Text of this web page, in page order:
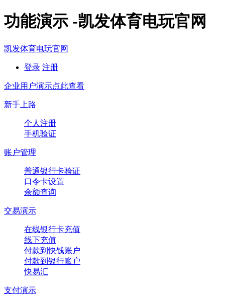
功能演示 -凯发体育电玩官网
凯发体育电玩官网
登录 注册 |
企业用户演示点此查看
新手上路
个人注册
手机验证
账户管理
普通银行卡验证
口令卡设置
余额查询
交易演示
在线银行卡充值
线下充值
付款到快钱账户
付款到银行账户
快易汇
支付演示